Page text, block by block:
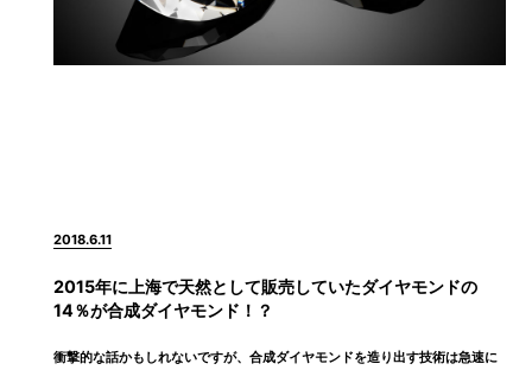
2018.6.11
2015年に上海で天然として販売していたダイヤモンドの
14％が合成ダイヤモンド！？
衝撃的な話かもしれないですが、合成ダイヤモンドを造り出す技術は急速に